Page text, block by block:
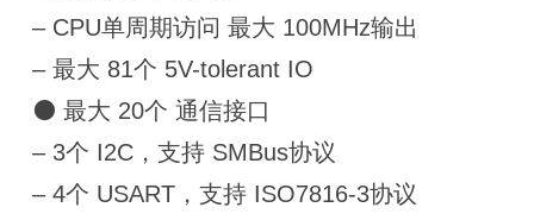
– CPU单周期访问 最大 100MHz输出
– 最大 81个 5V-tolerant IO
⚫ 最大 20个 通信接口
– 3个 I2C，支持 SMBus协议
– 4个 USART，支持 ISO7816-3协议